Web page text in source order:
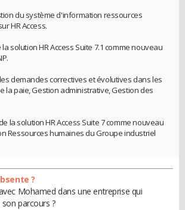
du système d'information ressources
HR Access.
la solution HR Access Suite 7.1 comme nouveau
demandes correctives et évolutives dans les
la paie, Gestion administrative, Gestion des
la solution HR Access Suite 7 comme nouveau
Ressources humaines du Groupe industriel
?
Mohamed dans une entreprise qui
parcours ?